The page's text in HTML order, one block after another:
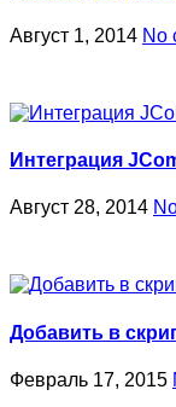
Август 1, 2014 No
Интеграция
Август 28, 2014
Добавить в
Февраль 17, 2015